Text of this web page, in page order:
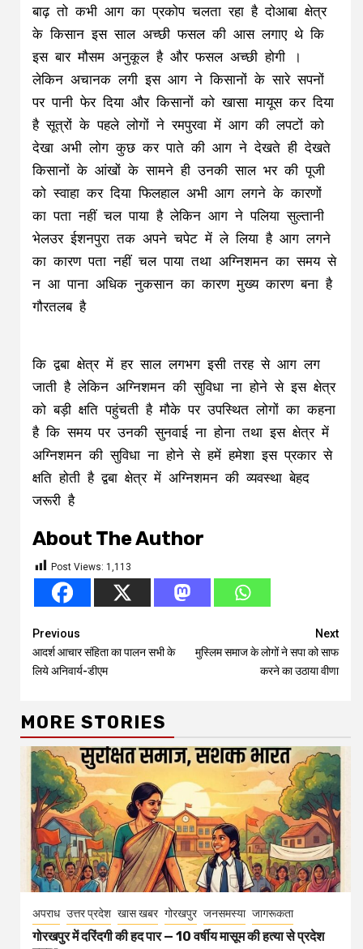
बाढ़ तो कभी आग का प्रकोप चलता रहा है दोआबा क्षेत्र
के किसान इस साल अच्छी फसल की आस लगाए थे कि
इस बार मौसम अनुकूल है और फसल अच्छी होगी ।
लेकिन अचानक लगी इस आग ने किसानों के सारे सपनों
पर पानी फेर दिया और किसानों को खासा मायूस कर दिया
है सूत्रों के पहले लोगों ने रमपुरवा में आग की लपटों को
देखा अभी लोग कुछ कर पाते की आग ने देखते ही देखते
किसानों के आंखों के सामने ही उनकी साल भर की पूजी
को स्वाहा कर दिया फिलहाल अभी आग लगने के कारणों
का पता नहीं चल पाया है लेकिन आग ने पलिया सुल्तानी
भेलउर ईशनपुरा तक अपने चपेट में ले लिया है आग लगने
का कारण पता नहीं चल पाया तथा अग्निशमन का समय से
न आ पाना अधिक नुकसान का कारण मुख्य कारण बना है
गौरतलब है
कि द्वबा क्षेत्र में हर साल लगभग इसी तरह से आग लग
जाती है लेकिन अग्निशमन की सुविधा ना होने से इस क्षेत्र
को बड़ी क्षति पहुंचती है मौके पर उपस्थित लोगों का कहना
है कि समय पर उनकी सुनवाई ना होना तथा इस क्षेत्र में
अग्निशमन की सुविधा ना होने से हमें हमेशा इस प्रकार से
क्षति होती है द्वबा क्षेत्र में अग्निशमन की व्यवस्था बेहद
जरूरी है
About The Author
Post Views: 1,113
Continue
Reading
Previous
आदर्श आचार संहिता का पालन सभी के
लिये अनिवार्य-डीएम
Next
मुस्लिम समाज के लोगों ने सपा को साफ
करने का उठाया वीणा
MORE STORIES
अपराध उत्तर प्रदेश खास खबर गोरखपुर जनसमस्या जागरूकता
गोरखपुर में दरिंदगी की हद पार — 10 वर्षीय मासूम की हत्या से प्रदेश